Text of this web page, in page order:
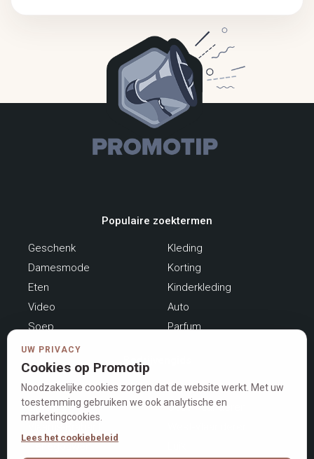
Populaire zoektermen
Geschenk
Kleding
Damesmode
Korting
Eten
Kinderkleding
Video
Auto
Soep
Parfum
Bedrijvengids
Antwerpen
Brussel
Limburg
Oost-Vlaanderen
UW PRIVACY
Cookies op Promotip
Noodzakelijke cookies zorgen dat de website werkt. Met uw
toestemming gebruiken we ook analytische en
marketingcookies.
Lees het cookiebeleid